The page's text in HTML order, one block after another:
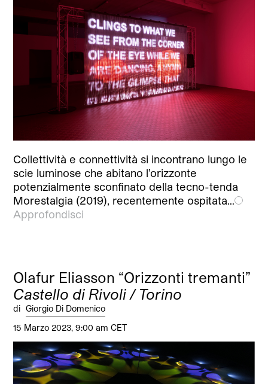
Collettività e connettività si incontrano lungo le
scie luminose che abitano l’orizzonte
potenzialmente sconfinato della tecno-tenda
Morestalgia (2019), recentemente ospitata…
Approfondisci
Olafur Eliasson “Orizzonti tremanti”
Castello di Rivoli / Torino
di Giorgio Di Domenico
15 Marzo 2023, 9:00 am CET